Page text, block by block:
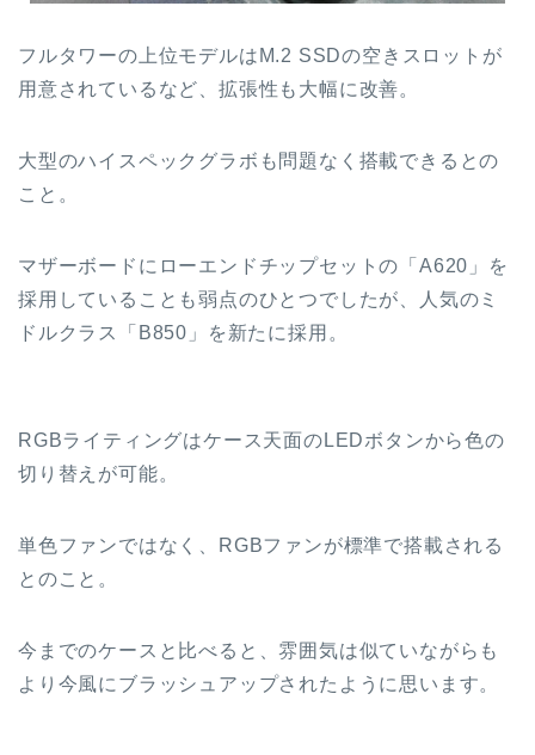
フルタワーの上位モデルはM.2 SSDの空きスロットが
用意されているなど、拡張性も大幅に改善。
大型のハイスペックグラボも問題なく搭載できるとの
こと。
マザーボードにローエンドチップセットの「A620」を
採用していることも弱点のひとつでしたが、人気のミ
ドルクラス「B850」を新たに採用。
RGBライティングはケース天面のLEDボタンから色の
切り替えが可能。
単色ファンではなく、RGBファンが標準で搭載される
とのこと。
今までのケースと比べると、雰囲気は似ていながらも
より今風にブラッシュアップされたように思います。